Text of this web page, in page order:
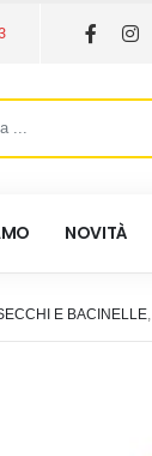
NOVITÀ
E BACINELLE,